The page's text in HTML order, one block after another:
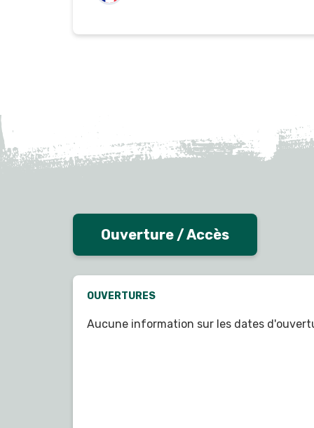
Ouverture / Accès
OUVERTURES
Aucune information sur les dates